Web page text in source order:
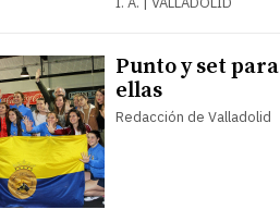
Punto y set para
ellas
Redacción de Valladolid